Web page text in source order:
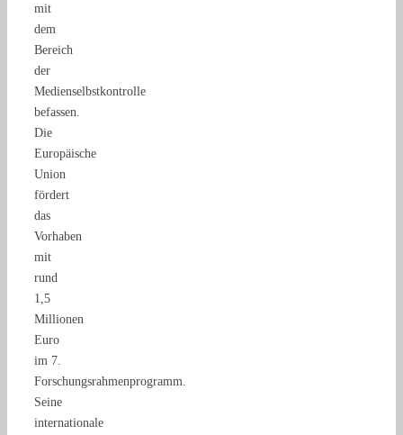
mit
dem
Bereich
der
Medienselbstkontrolle
befassen.
Die
Europäische
Union
fördert
das
Vorhaben
mit
rund
1,5
Millionen
Euro
im 7.
Forschungsrahmenprogramm.
Seine
internationale